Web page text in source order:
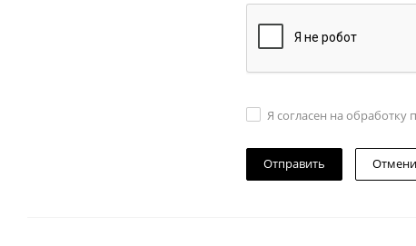
Я согласен на